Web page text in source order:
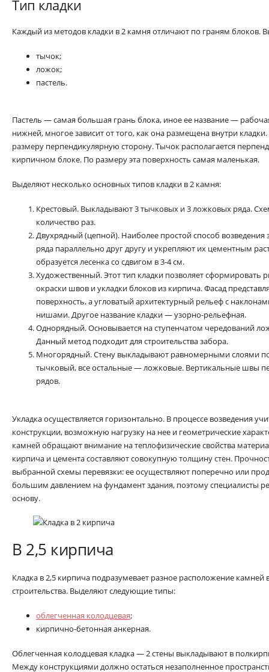
Тип кладки
Каждый из методов кладки в 2 камня отличают по граням блоков.
тычок;
ложок;
пастель.
Пастель — самая большая грань блока, иное ее название —
нижней, многое зависит от того, как она размещена внутри
размеру перпендикулярную сторону. Тычок располагается
кирпичном блоке. По размеру эта поверхность самая маленькая.
Выделяют несколько основных типов кладки в 2 камня:
Крестовый. Выкладывают 3 тычковых и 3 ложковых ряда.
количество раз.
Двухрядный (цепной). Наиболее простой способ
ряда параллельно друг другу и укрепляют их цементным
образуется лесенка со сдвигом в 3-4 см.
Художественный. Этот тип кладки позволяет сформировать
окраски швов и укладки блоков из кирпича. Фасад
поверхность, а угловатый архитектурный рельеф с
нишами. Другое название кладки — узорно-рельефная.
Однорядный. Основывается на ступенчатом чередований
Данный метод подходит для строительства забора.
Многорядный. Стену выкладывают равномерными слоями
тычковый, все остальные — ложковые. Вертикальные швы
рядов.
Укладка осуществляется горизонтально. В процессе возведения
конструкции, возможную нагрузку на нее и геометрические
камней обращают внимание на теплофизические свойства
кирпича и цемента составляют совокупную толщину стен.
выбранной схемы перевязки: ее осуществляют поперечно или
большим давлением на фундамент здания, поэтому специалисты
основу.
В 2,5 кирпича
Кладка в 2,5 кирпича подразумевает разное расположение камней
строительства. Выделяют следующие типы:
облегченная колодцевая;
кирпично-бетонная анкерная.
Облегченная колодцевая кладка — 2 стены выкладывают в
Между конструкциями должно остаться незаполненное